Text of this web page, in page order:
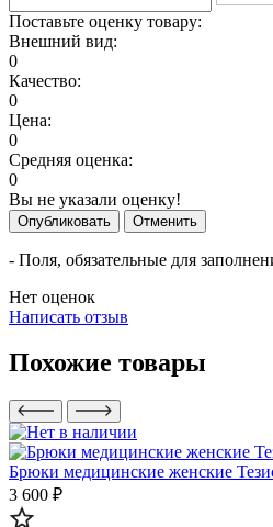
Поставьте оценку товару:
Внешний вид:
0
Качество:
0
Цена:
0
Средняя оценка:
0
Вы не указали оценку!
Опубликовать Отменить
- Поля, обязательные для
Нет оценок
Написать отзыв
Похожие товары
Брюки медицинские женские
3 600 ₽